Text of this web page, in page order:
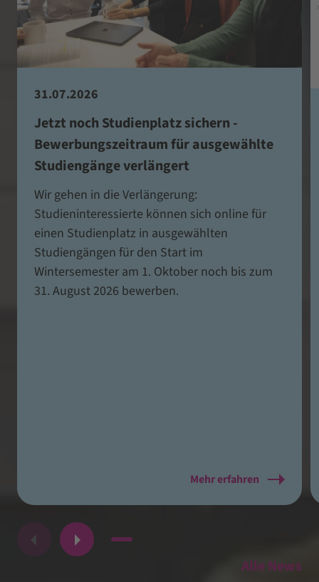
31.07.2026
Jetzt noch Studienplatz sichern -
Bewerbungszeitraum für ausgewählte
Studiengänge verlängert
Wir gehen in die Verlängerung:
Studieninteressierte können sich online für
einen Studienplatz in ausgewählten
Studiengängen für den Start im
Wintersemester am 1. Oktober noch bis zum
31. August 2026 bewerben.
Mehr erfahren
Alle News